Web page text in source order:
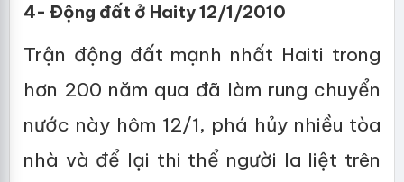
4- Động đất ở Haity 12/1/2010
Trận động đất mạnh nhất Haiti trong
hơn 200 năm qua đã làm rung chuyển
nước này hôm 12/1, phá hủy nhiều tòa
nhà và để lại thi thể người la liệt trên